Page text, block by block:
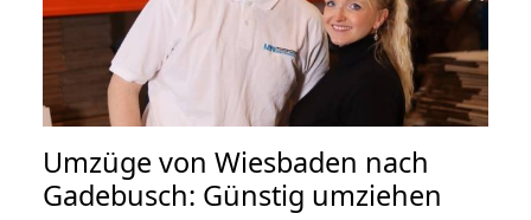
Umzüge von Wiesbaden nach
Gadebusch: Günstig umziehen